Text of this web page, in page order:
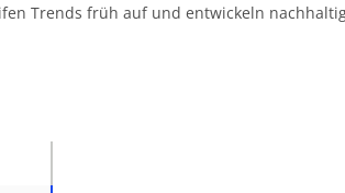
Trends früh auf und entwickeln